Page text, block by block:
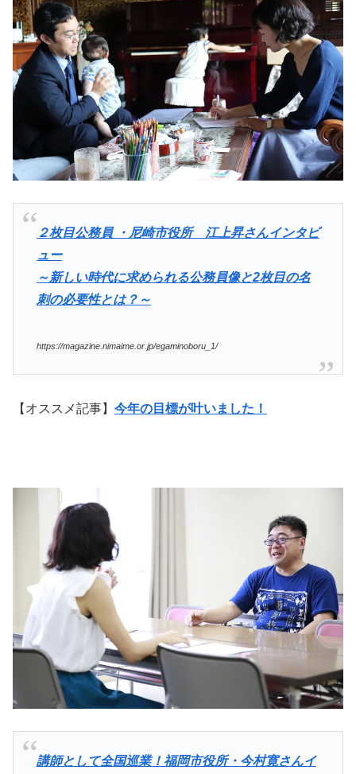
２枚目公務員 ・尼崎市役所 江上昇さんインタビ
ュー
～新しい時代に求められる公務員像と2枚目の名
刺の必要性とは？～
https://magazine.nimaime.or.jp/egaminoboru_1/
【オススメ記事】 今年の目標が叶いました！
講師として全国巡業！福岡市役所・今村寛さんイ